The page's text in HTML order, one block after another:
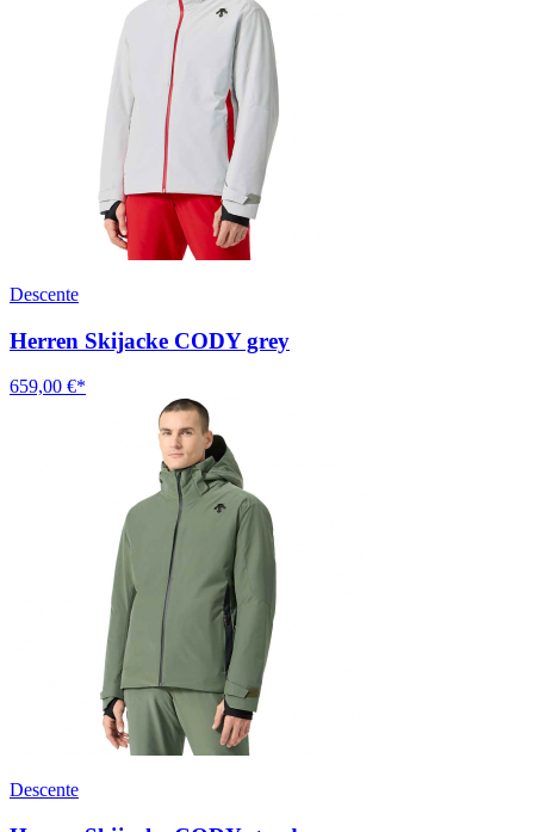
Descente
Herren Skijacke CODY grey
659,00 €*
Descente